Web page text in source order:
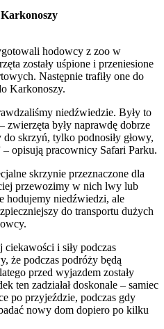
hodowcy z zoo w
zostały uśpione i przeniesione
Następnie trafiły one do
Karkonoszy.
niedźwiedzie. Były to
zwierzęta były naprawdę dobrze
skrzyń, tylko podnosiły głowy,
– opisują pracownicy Safari Parku.
skrzynie przeznaczone dla
przewozimy w nich lwy lub
hodujemy niedźwiedzi, ale
do transportu dużych
i siły podczas
że podczas podróży będą
przed wyjazdem zostały
ten zadziałał doskonale – samiec
po przyjeździe, podczas gdy
nowy dom dopiero po kilku